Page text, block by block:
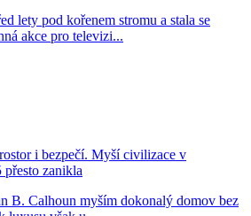
lety pod kořenem stromu a stala se
akce pro televizi...
i bezpečí. Myší civilizace v
zanikla
B. Calhoun myším dokonalý domov bez